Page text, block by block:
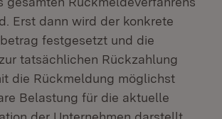
Erst dann wird der konkrete
festgesetzt und die
tatsächlichen Rückzahlung
die Rückmeldung möglichst
Belastung für die aktuelle